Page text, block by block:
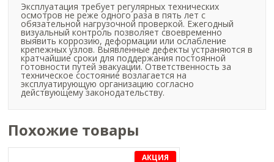
Эксплуатация требует регулярных технических
осмотров не реже одного раза в пять лет с
обязательной нагрузочной проверкой. Ежегодный
визуальный контроль позволяет своевременно
выявить коррозию, деформации или ослабление
крепежных узлов. Выявленные дефекты устраняются в
кратчайшие сроки для поддержания постоянной
готовности путей эвакуации. Ответственность за
техническое состояние возлагается на
эксплуатирующую организацию согласно
действующему законодательству.
Похожие товары
АКЦИЯ